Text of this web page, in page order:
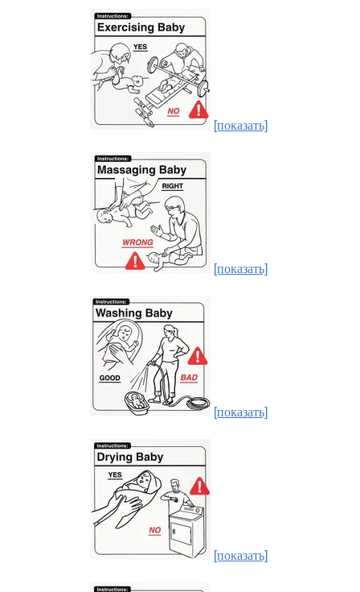
[показать]
[показать]
[показать]
[показать]